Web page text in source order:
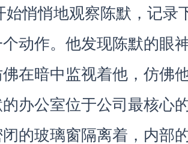
始悄悄地观察陈默，记录
动作。他发现陈默的眼
在暗中监视着他，仿佛
办公室位于公司最核心
的玻璃窗隔离着，内部